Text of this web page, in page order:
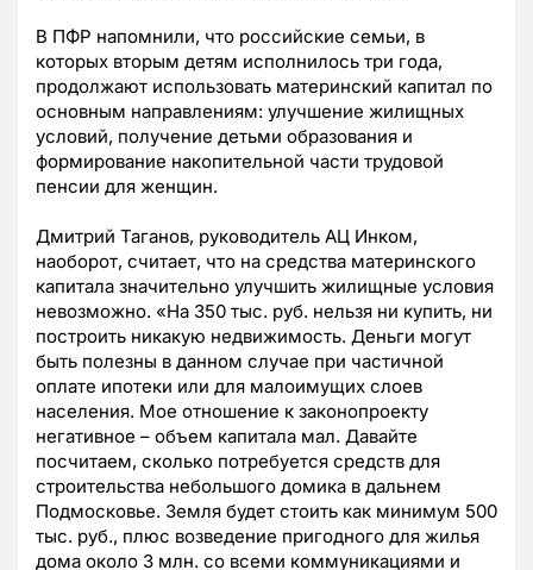
В ПФР напомнили, что российские семьи, в
которых вторым детям исполнилось три года,
продолжают использовать материнский капитал по
основным направлениям: улучшение жилищных
условий, получение детьми образования и
формирование накопительной части трудовой
пенсии для женщин.
Дмитрий Таганов, руководитель АЦ Инком,
наоборот, считает, что на средства материнского
капитала значительно улучшить жилищные условия
невозможно. «На 350 тыс. руб. нельзя ни купить, ни
построить никакую недвижимость. Деньги могут
быть полезны в данном случае при частичной
оплате ипотеки или для малоимущих слоев
населения. Мое отношение к законопроекту
негативное – объем капитала мал. Давайте
посчитаем, сколько потребуется средств для
строительства небольшого домика в дальнем
Подмосковье. Земля будет стоить как минимум 500
тыс. руб., плюс возведение пригодного для жилья
дома около 3 млн. со всеми коммуникациями и